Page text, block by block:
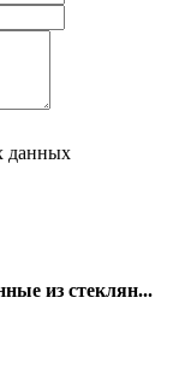
данных
из стеклян...